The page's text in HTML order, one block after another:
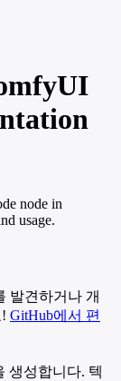
node in
usage.
발견하거나 개
GitHub에서 편
생성합니다. 텍